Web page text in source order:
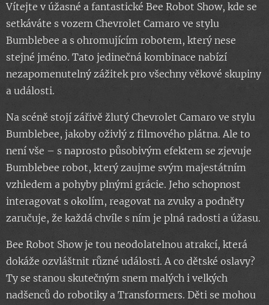
Vítejte v úžasné a fantastické Bee Robot Show, kde se
setkáváte s vozem Chevrolet Camaro ve stylu
Bumblebee a s ohromujícím robotem, který nese
stejné jméno. Tato jedinečná kombinace nabízí
nezapomenutelný zážitek pro všechny věkové skupiny
a události.
Na scéně stojí zářivě žlutý Chevrolet Camaro ve stylu
Bumblebee, jakoby oživlý z filmového plátna. Ale to
není vše – s naprosto působivým efektem se zjevuje
Bumblebee robot, který zaujme svým majestátním
vzhledem a pohyby plnými grácie. Jeho schopnost
interagovat s okolím, reagovat na zvuky a podněty
zaručuje, že každá chvíle s ním je plná radosti a úžasu.
Bee Robot Show je tou neodolatelnou atrakcí, která
dokáže ozvláštnit různé události. A co dětské oslavy?
Ty se stanou skutečným snem malých i velkých
nadšenců do robotiky a Transformers. Děti se mohou